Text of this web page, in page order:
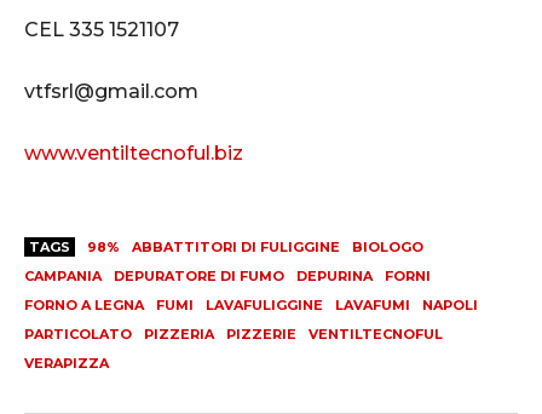
CEL 335 1521107
vtfsrl@gmail.com
www.ventiltecnoful.biz
TAGS 98% ABBATTITORI DI FULIGGINE
BIOLOGO
CAMPANIA
DEPURATORE DI FUMO DEPURINA
FORNI
FORNO A LEGNA
FUMI LAVAFULIGGINE LAVAFUMI
NAPOLI
PARTICOLATO
PIZZERIA PIZZERIE
VENTILTECNOFUL
VERAPIZZA